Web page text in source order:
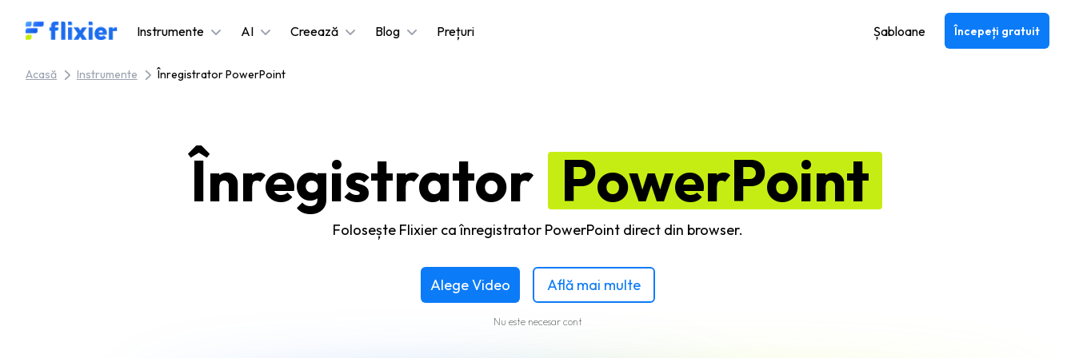
Flixier logo - Home Instrumente AI Creează Blog Prețuri Șabloane Începeți gratuit
Acasă Instrumente Înregistrator PowerPoint
Înregistrator PowerPoint
Folosește Flixier ca înregistrator PowerPoint direct din browser.
Alege Video Află mai multe
Nu este necesar cont